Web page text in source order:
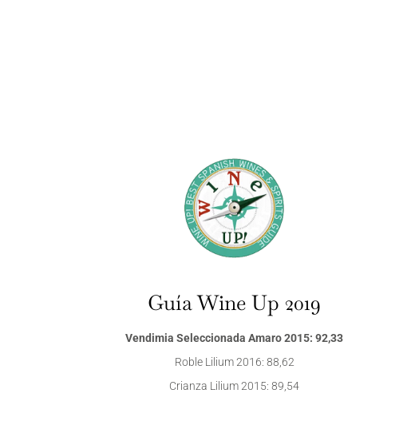
Guía Wine Up 2019
Vendimia Seleccionada Amaro 2015: 92,33
Roble Lilium 2016: 88,62
Crianza Lilium 2015: 89,54